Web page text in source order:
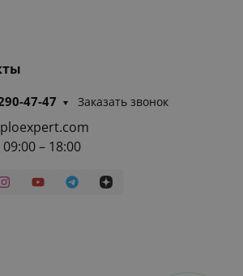
47-47 Заказать звонок
– 18:00